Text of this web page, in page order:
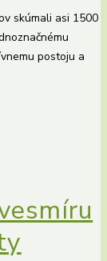
skúmali asi 1500
postoju a